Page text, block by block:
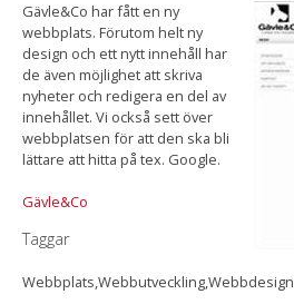
Gävle&Co har fått en ny
webbplats. Förutom helt ny
design och ett nytt innehåll har
de även möjlighet att skriva
nyheter och redigera en del av
innehållet. Vi också sett över
webbplatsen för att den ska bli
lättare att hitta på tex. Google.
Gävle&Co
Taggar
Webbplats,Webbutveckling,Webbdesign